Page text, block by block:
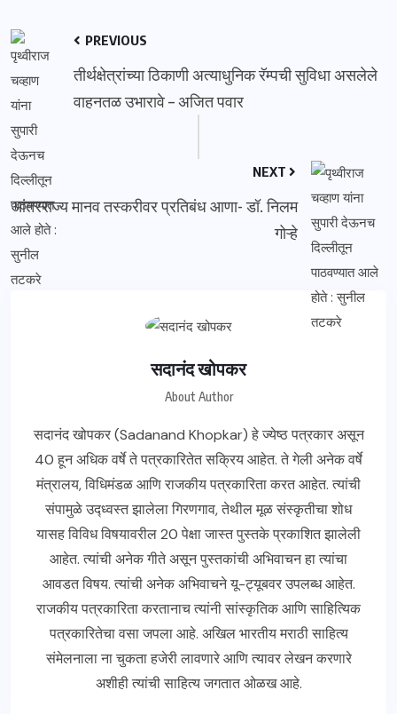
PREVIOUS
तीर्थक्षेत्रांच्या ठिकाणी अत्याधुनिक रॅम्पची सुविधा असलेले
वाहनतळ उभारावे – अजित पवार
NEXT
आंतरराज्य मानव तस्करीवर प्रतिबंध आणा- डॉ. निलम
गोऱ्हे
सदानंद खोपकर
About Author
सदानंद खोपकर (Sadanand Khopkar) हे ज्येष्ठ पत्रकार असून
40 हून अधिक वर्षे ते पत्रकारितेत सक्रिय आहेत. ते गेली अनेक वर्षे
मंत्रालय, विधिमंडळ आणि राजकीय पत्रकारिता करत आहेत. त्यांची
संपामुळे उद्ध्वस्त झालेला गिरणगाव, तेथील मूळ संस्कृतीचा शोध
यासह विविध विषयावरील 20 पेक्षा जास्त पुस्तके प्रकाशित झालेली
आहेत. त्यांची अनेक गीते असून पुस्तकांची अभिवाचन हा त्यांचा
आवडत विषय. त्यांची अनेक अभिवाचने यू-ट्यूबवर उपलब्ध आहेत.
राजकीय पत्रकारिता करतानाच त्यांनी सांस्कृतिक आणि साहित्यिक
पत्रकारितेचा वसा जपला आहे. अखिल भारतीय मराठी साहित्य
संमेलनाला ना चुकता हजेरी लावणारे आणि त्यावर लेखन करणारे
अशीही त्यांची साहित्य जगतात ओळख आहे.